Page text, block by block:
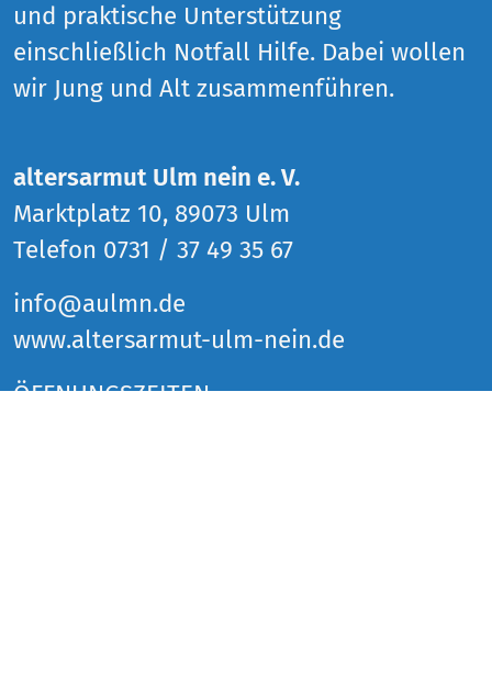
und praktische Unterstützung
einschließlich Notfall Hilfe. Dabei wollen
wir Jung und Alt zusammenführen.
altersarmut Ulm nein e. V.
Marktplatz 10, 89073 Ulm
Telefon 0731 / 37 49 35 67
info@aulmn.de
www.altersarmut-ulm-nein.de
ÖFFNUNGSZEITEN